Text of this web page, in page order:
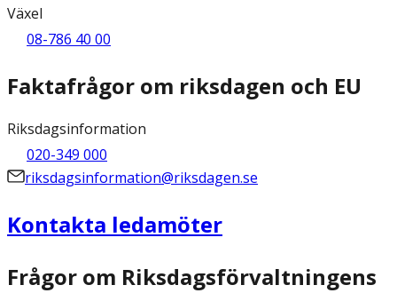
Växel
08-786 40 00
Faktafrågor om riksdagen och EU
Riksdagsinformation
020-349 000
riksdagsinformation@riksdagen.se
Kontakta ledamöter
Frågor om Riksdagsförvaltningens